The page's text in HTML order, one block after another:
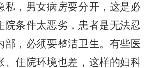
私，男女病房要分开，这是必
院条件太恶劣，患者是无法忍
部，必须要整洁卫生。有些医
、住院环境也差，这样的妇科